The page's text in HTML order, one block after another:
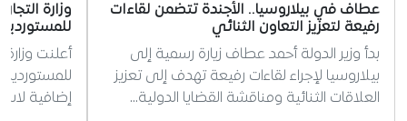
عطاف في بيلاروسيا.. الأجندة تتضمن لقاءات
رفيعة لتعزيز التعاون الثنائي
بدأ وزير الدولة أحمد عطاف زيارة رسمية إلى
بيلاروسيا لإجراء لقاءات رفيعة تهدف إلى تعزيز
العلاقات الثنائية ومناقشة القضايا الدولية…
وزارة
للمستوردين
أعلنت
إضافية